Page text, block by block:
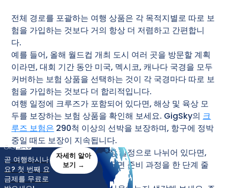
전체 경로를 포괄하는 여행 상품은 각 목적지별로 따로 보
험을 가입하는 것보다 거의 항상 더 저렴하고 간편합니
다.
예를 들어, 올해 월드컵 개최 도시 여러 곳을 방문할 계획
이라면, 대회 기간 동안 미국, 멕시코, 캐나다 국경을 모두
커버하는 보험 상품을 선택하는 것이 각 국경마다 따로 보
험을 가입하는 것보다 더 합리적입니다.
여행 일정에 크루즈가 포함되어 있다면, 해상 및 육상 모
두를 보장하는 보험 상품을 확인해 보세요. GigSky의 크
루즈 보험은 290척 이상의 선박을 보장하며, 항구에 정박
중일 때도 보장이 지속됩니다.
여행 일정이 선상 일정과 육상 일정으로 나뉘어 있다면,
두 가지를 결합한 계획을 세우면 준비 과정을 한 단계 줄
일 수 있습니다.
곧 여행하시나
요? 첫 번째 요
금제를 무료로
자세히 알아
보기 →